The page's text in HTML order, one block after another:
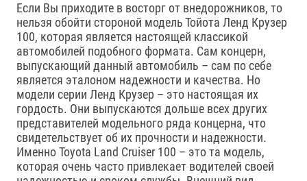
Если Вы приходите в восторг от внедорожников, то
нельзя обойти стороной модель Тойота Ленд Крузер
100, которая является настоящей классикой
автомобилей подобного формата. Сам концерн,
выпускающий данный автомобиль – сам по себе
является эталоном надежности и качества. Но
модели серии Ленд Крузер – это настоящая их
гордость. Они выпускаются дольше всех других
представителей модельного ряда концерна, что
свидетельствует об их прочности и надежности.
Именно Toyota Land Cruiser 100 – это та модель,
которая очень часто привлекает водителей своей